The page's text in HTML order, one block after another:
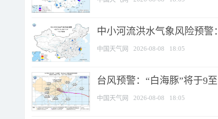
中小河流洪水气象风险预
中国天气网 2026-08-08 18:05
台风预警：“白海豚”将于9
中国天气网 2026-08-08 18:05